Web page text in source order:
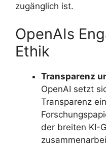
zugänglich ist.
OpenAIs
Ethik
Transparenz
OpenAI setzt
Transparenz
der breiten KI-